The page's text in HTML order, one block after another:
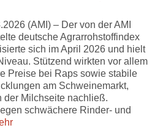
(AMI) – Der von der AMI
deutsche Agrarrohstoffindex
sich im April 2026 und hielt
Stützend wirkten vor allem
Preise bei Raps sowie stabile
am Schweinemarkt,
der Milchseite nachließ.
schwächere Rinder- und